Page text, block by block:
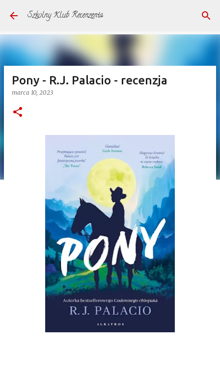
Przejdź do głównej zawartości
Szkolny Klub Recenzenta
Pony - R.J. Palacio - recenzja
marca 10, 2023